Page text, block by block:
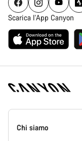
Scarica l'App Canyon
Piè
Chi siamo